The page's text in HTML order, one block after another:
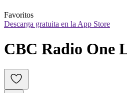
Favoritos
Descarga gratuita en la App Store
CBC Radio One